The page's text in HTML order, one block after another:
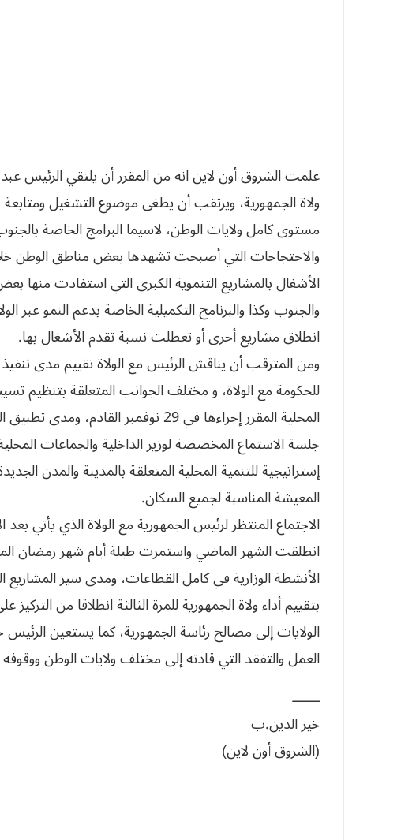
علمت الشروق أون لاين انه من المقرر أن يلتقي الرئيس عبد
ولاة الجمهورية، ويرتقب أن يطغى موضوع التشغيل
مستوى كامل ولايات الوطن، لاسيما البرامج الخاصة
والاحتجاجات التي أصبحت تشهدها بعض مناطق الوطن
الأشغال بالمشاريع التنموية الكبرى التي استفادت منها
والجنوب وكذا والبرنامج التكميلية الخاصة بدعم النمو عبر
انطلاق مشاريع أخرى أو تعطلت نسبة تقدم الأشغال بها.
ومن المترقب أن يناقش الرئيس مع الولاة تقييم مدى تنفيذ
للحكومة مع الولاة، و مختلف الجوانب المتعلقة بتنظيم
المحلية المقرر إجراءها في 29 نوفمبر
جلسة الاستماع المخصصة لوزير الداخلية والجماعات
إستراتيجية للتنمية المحلية المتعلقة بالمدينة والمدن
المعيشة المناسبة لجميع السكان.
الاجتماع المنتظر لرئيس الجمهورية مع الولاة الذي يأتي
انطلقت الشهر الماضي واستمرت طيلة أيام شهر رمضان
الأنشطة الوزارية في كامل القطاعات، ومدى سير المشاريع
بتقييم أداء ولاة الجمهورية للمرة الثالثة انطلاقا من
الولايات إلى مصالح رئاسة الجمهورية، كما يستعين الرئيس
العمل والتفقد التي قادته إلى مختلف ولايات الوطن
ـــــــ
خير الدين.ب
(الشروق أون لاين)